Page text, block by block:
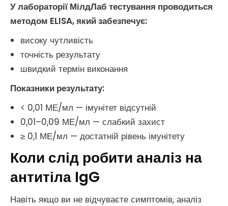
У лабораторії МілдЛаб тестування проводиться
методом ELISA, який забезпечує:
високу чутливість
точність результату
швидкий термін виконання
Показники результату:
< 0,01 МЕ/мл — імунітет відсутній
0,01–0,09 МЕ/мл — слабкий захист
≥ 0,1 МЕ/мл — достатній рівень імунітету
Коли слід робити аналіз на
антитіла IgG
Навіть якщо ви не відчуваєте симптомів, аналіз